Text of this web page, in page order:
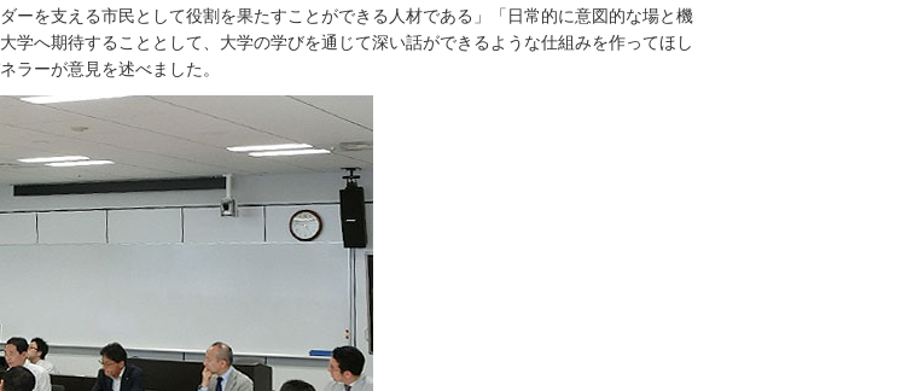
ーを支える市民として役割を果たすことができる人材である」「日常的に意図的な場と機
学へ期待することとして、大学の学びを通じて深い話ができるような仕組みを作ってほし
ラーが意見を述べました。